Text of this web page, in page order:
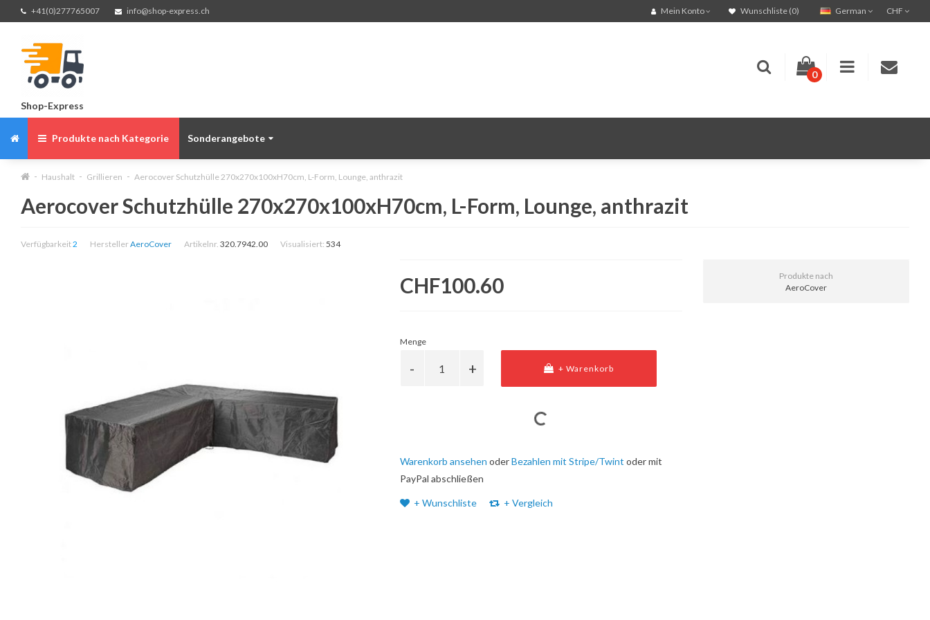
+41(0)277765007 info@shop-express.ch CHF
German
Mein Konto Wunschliste (0)
Shop-Express
0
Produkte nach Kategorie Sonderangebote
Haushalt Grillieren Aerocover Schutzhülle 270x270x100xH70cm, L-Form, Lounge, anthrazit
Aerocover Schutzhülle 270x270x100xH70cm, L-Form, Lounge, anthrazit
Verfügbarkeit2 HerstellerAeroCover Artikelnr. 320.7942.00 Visualisiert: 534
CHF100.60
Menge
+ Warenkorb
Warenkorb ansehen oderBezahlen mit Stripe/Twint oder mit
PayPal abschließen
+ Wunschliste + Vergleich
Produkte nach
AeroCover